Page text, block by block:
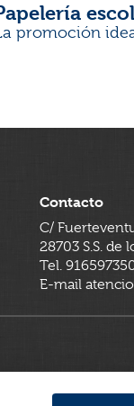
promoción
Contacto
C/
28703 S.S. de
Tel.
E-mail